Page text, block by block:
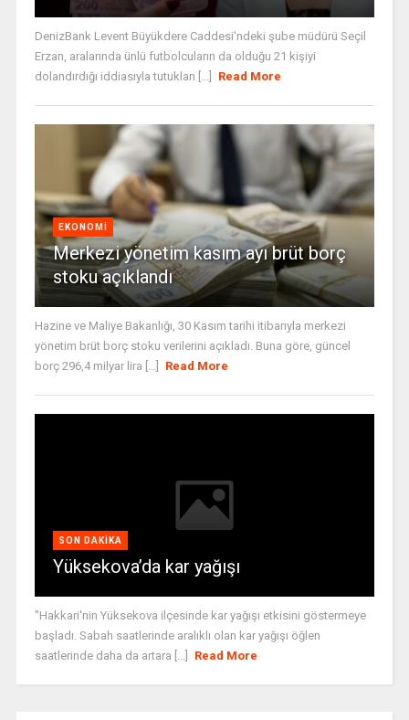
DenizBank Levent Büyükdere Caddesi'ndeki şube müdürü Seçil
Erzan, aralarında ünlü futbolcuların da olduğu 21 kişiyi
dolandırdığı iddiasıyla tutuklan [...]
Read More
EKONOMI
Merkezi yönetim kasım ayı brüt borç
stoku açıklandı
Hazine ve Maliye Bakanlığı, 30 Kasım tarihi itibarıyla merkezi
yönetim brüt borç stoku verilerini açıkladı. Buna göre, güncel
borç 296,4 milyar lira [...]
Read More
SON DAKIKA
Yüksekova’da kar yağışı
"Hakkari'nin Yüksekova ilçesinde kar yağışı etkisini göstermeye
başladı. Sabah saatlerinde aralıklı olan kar yağışı öğlen
saatlerinde daha da artara [...]
Read More